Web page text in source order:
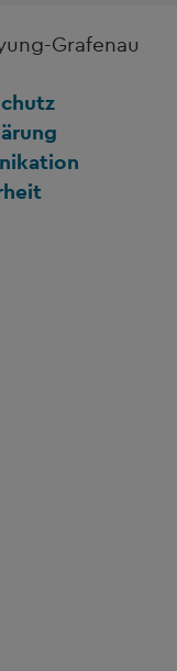
Grafenau